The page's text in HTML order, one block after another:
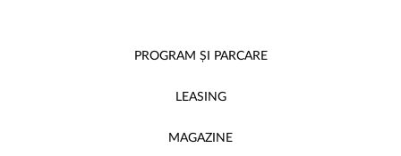
PROGRAM ȘI PARCARE
LEASING
MAGAZINE